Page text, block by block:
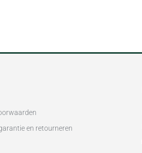
en retourneren